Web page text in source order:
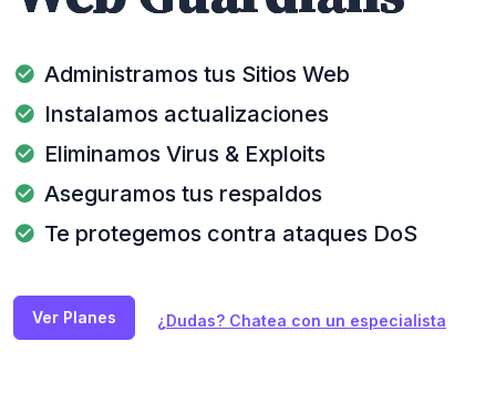
Administramos tus Sitios Web
Instalamos actualizaciones
Eliminamos Virus & Exploits
Aseguramos tus respaldos
Te protegemos contra ataques DoS
Ver Planes ¿Dudas? Chatea con un especialista